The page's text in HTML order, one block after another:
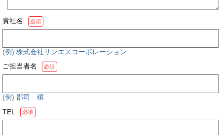
貴社名 必須
(例) 株式会社サンエスコーポレーション
ご担当者名
必須
(例) 郡司 穣
TEL
必須